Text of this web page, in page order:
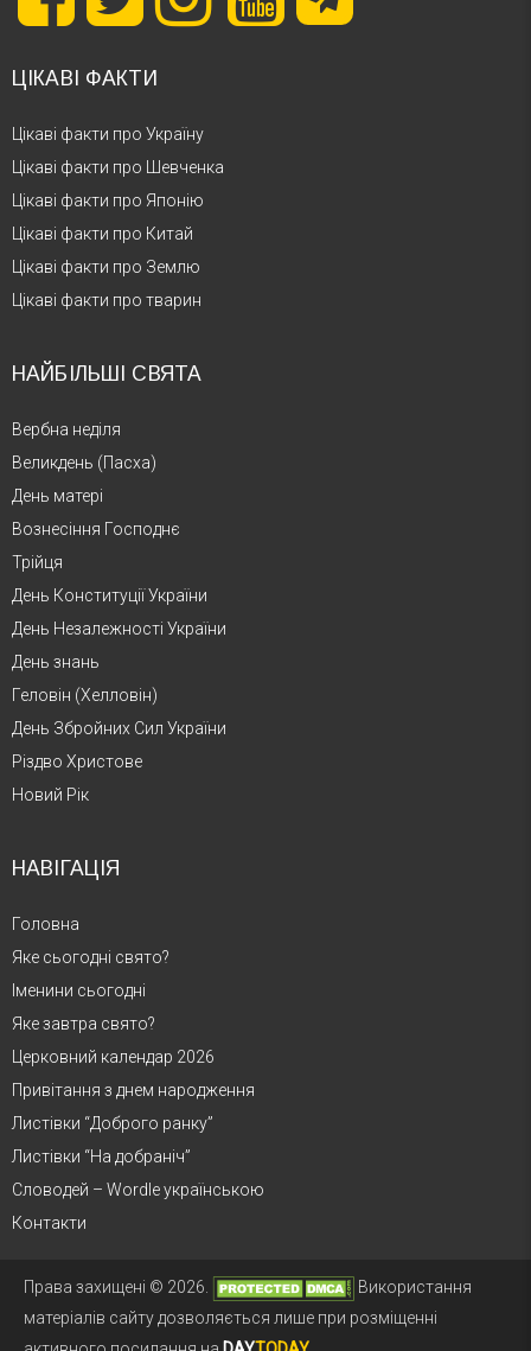
ЦІКАВІ ФАКТИ
Цікаві факти про Україну
Цікаві факти про Шевченка
Цікаві факти про Японію
Цікаві факти про Китай
Цікаві факти про Землю
Цікаві факти про тварин
НАЙБІЛЬШІ СВЯТА
Вербна неділя
Великдень (Пасха)
День матері
Вознесіння Господнє
Трійця
День Конституції України
День Незалежності України
День знань
Геловін (Хелловін)
День Збройних Сил України
Різдво Христове
Новий Рік
НАВІГАЦІЯ
Головна
Яке сьогодні свято?
Іменини сьогодні
Яке завтра свято?
Церковний календар 2026
Привітання з днем народження
Листівки “Доброго ранку”
Листівки “На добраніч”
Словодей – Wordle українською
Контакти
Права захищені © 2026.
Використання
матеріалів сайту дозволяється лише при розміщенні